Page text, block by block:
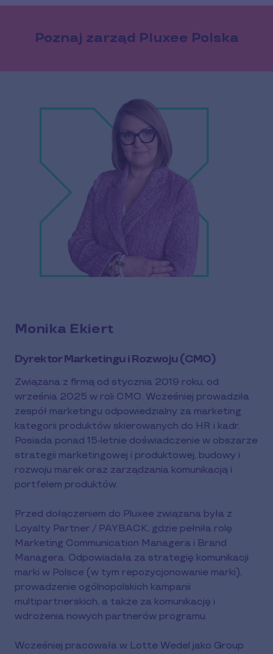
Poznaj zarząd Pluxee Polska
Monika Ekiert
Dyrektor Marketingu i Rozwoju (CMO)
Związana z firmą od stycznia 2019 roku, od
września 2025 w roli CMO. Wcześniej prowadziła
zespół marketingu odpowiedzialny za marketing
kategorii produktów skierowanych do HR i kadr.
Posiada ponad 15-letnie doświadczenie w obszarze
strategii marketingowej i produktowej, budowy i
rozwoju marek oraz zarządzania komunikacją i
portfelem produktów.
Przed dołączeniem do Pluxee związana była z
Loyalty Partner / PAYBACK, gdzie pełniła rolę
Marketing Communication Managera i Brand
Managera. Odpowiadała za strategię komunikacji
marki w Polsce (w tym repozycjonowanie marki),
prowadzenie ogólnopolskich kampanii
multipartnerskich, a także za komunikację i
wdrożenia nowych partnerów programu.
Wcześniej pracowała w Lotte Wedel jako Group